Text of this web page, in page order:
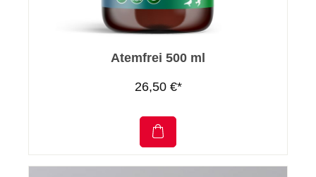
Atemfrei 500 ml
26,50 €*